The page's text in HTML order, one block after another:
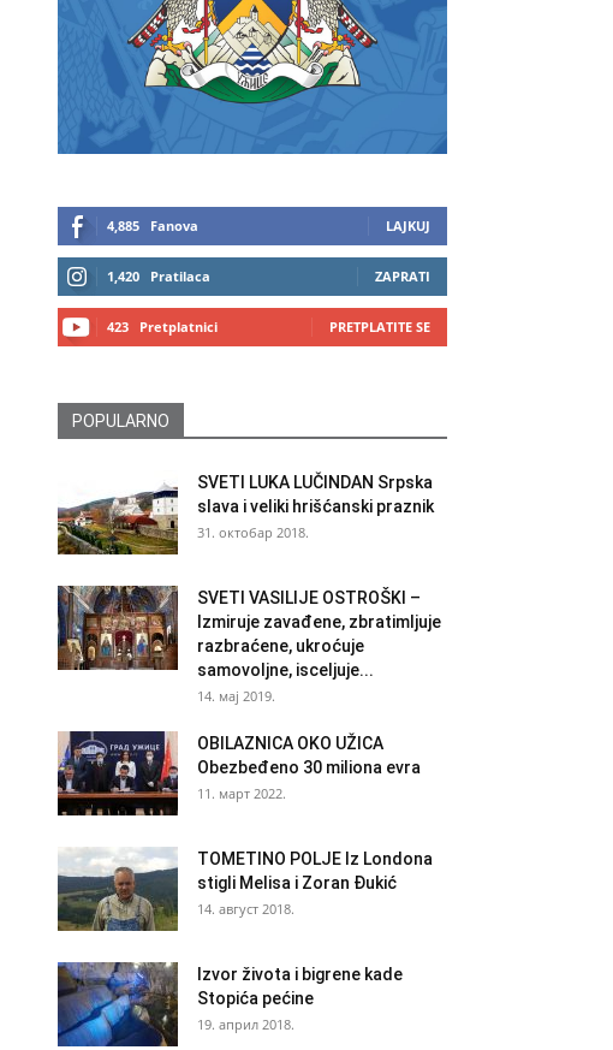
4,885 Fanova LAJKUJ
1,420 Pratilaca ZAPRATI
423 Pretplatnici PRETPLATITE SE
POPULARNO
SVETI LUKA LUČINDAN Srpska
slava i veliki hrišćanski praznik
31. октобар 2018.
SVETI VASILIJE OSTROŠKI –
Izmiruje zavađene, zbratimljuje
razbraćene, ukroćuje
samovoljne, isceljuje...
14. мај 2019.
OBILAZNICA OKO UŽICA
Obezbeđeno 30 miliona evra
11. март 2022.
TOMETINO POLJE Iz Londona
stigli Melisa i Zoran Đukić
14. август 2018.
Izvor života i bigrene kade
Stopića pećine
19. април 2018.